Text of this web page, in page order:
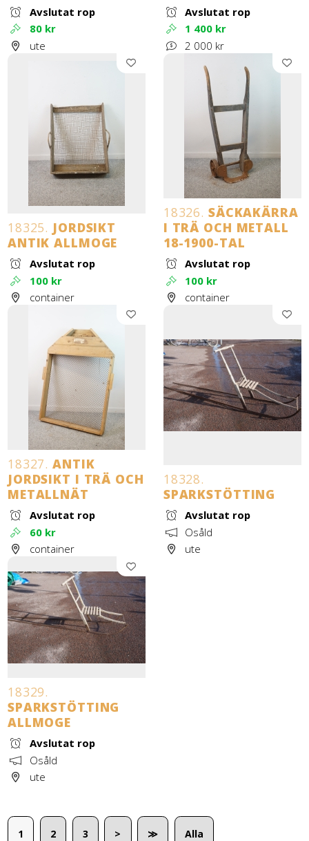
Avslutat rop
80 kr
ute
Avslutat rop
1 400 kr
2 000 kr
18325. JORDSIKT
ANTIK ALLMOGE
Avslutat rop
100 kr
container
18326. SÄCKAKÄRRA
I TRÄ OCH METALL
18-1900-TAL
Avslutat rop
100 kr
container
18327. ANTIK
JORDSIKT I TRÄ OCH
METALLNÄT
Avslutat rop
60 kr
container
18328.
SPARKSTÖTTING
Avslutat rop
Osåld
ute
18329.
SPARKSTÖTTING
ALLMOGE
Avslutat rop
Osåld
ute
1 2 3 > ≫ Alla